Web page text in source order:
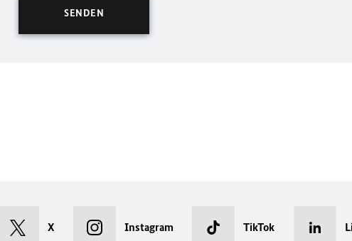
X Instagram TikTok